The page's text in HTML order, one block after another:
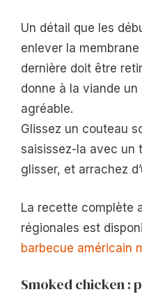
Un détail que les
enlever la
dernière doit être
donne à la viande
agréable.
Glissez un couteau
saisissez-la avec un
glisser, et arrachez
La recette complète
régionales est
barbecue américain
Smoked chicken :